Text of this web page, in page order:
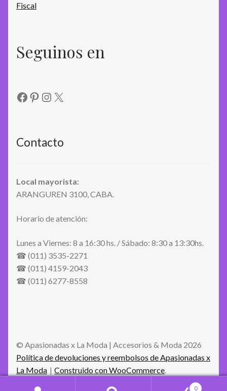
Seguinos en
Facebook
Pinterest
Instagram
X
Contacto
Local mayorista:
ARANGUREN 3100, CABA.
Horario de atención:
Lunes a Viernes: 8 a 16:30 hs. / Sábado: 8:30 a 13:30hs.
☎ (011) 3535-2271
☎ (011) 4159-2043
☎ (011) 6277-8558
© Apasionadas x La Moda | Accesorios & Moda 2026
Política de devoluciones y reembolsos de Apasionadas x
La Moda
Construido con WooCommerce.
0